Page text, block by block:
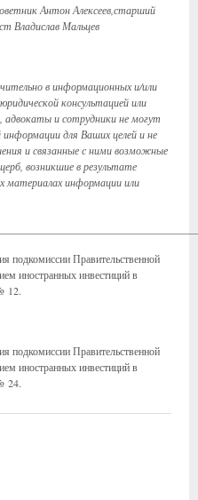
Антон Алексеев,старший
Владислав Мальцев
в информационных и/или
консультацией или
и сотрудники не могут
для Ваших целей и не
и связанные с ними возможные
возникшие в результате
материалах информации или
подкомиссии Правительственной
иностранных инвестиций в
12.
подкомиссии Правительственной
иностранных инвестиций в
24.